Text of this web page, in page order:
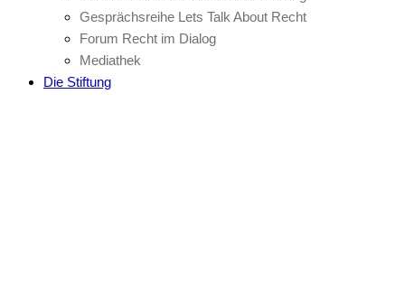
Gesprächsreihe Lets Talk About Recht
Forum Recht im Dialog
Mediathek
Die Stiftung